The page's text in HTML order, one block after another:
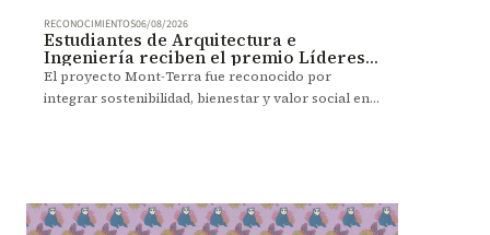
RECONOCIMIENTOS06/08/2026
Estudiantes de Arquitectura e
Ingeniería reciben el premio Líderes
que Transforman
El proyecto Mont-Terra fue reconocido por
integrar sostenibilidad, bienestar y valor social en